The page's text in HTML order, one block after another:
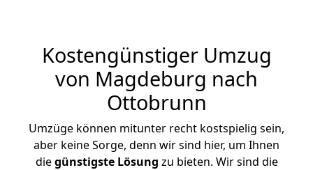
Kostengünstiger Umzug
von Magdeburg nach
Ottobrunn
Umzüge können mitunter recht kostspielig sein,
aber keine Sorge, denn wir sind hier, um Ihnen
diegünstigste Lösung zu bieten. Wir sind die